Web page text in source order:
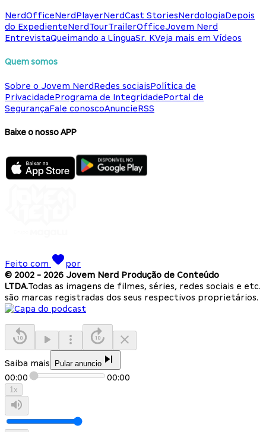
NerdOfficeNerdPlayerNerdCast StoriesNerdologiaDepois
do ExpedienteNerdTourTrailerOfficeJovem Nerd
EntrevistaQueimando a LínguaSr. KVeja mais em Vídeos
Quem somos
Sobre o Jovem NerdRedes sociaisPolítica de
PrivacidadePrograma de IntegridadePortal de
SegurançaFale conoscoAnuncieRSS
Baixe o nosso APP
Feito com
por
© 2002 - 2026 Jovem Nerd Produção de Conteúdo
LTDA.Todas as imagens de filmes, séries, redes sociais e etc.
são marcas registradas dos seus respectivos proprietários.
Saiba mais Pular anuncio
00:00 00:00
1x